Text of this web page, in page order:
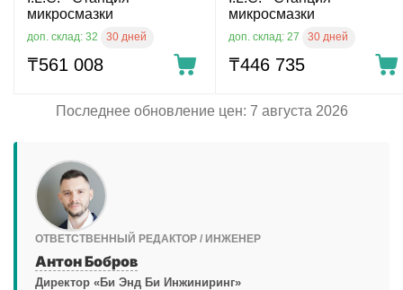
микросмазки
доп. склад: 32 30 дней
₸561 008
микросмазки
доп. склад: 27 30 дней
₸446 735
Последнее обновление цен: 7 августа 2026
ОТВЕТСТВЕННЫЙ РЕДАКТОР / ИНЖЕНЕР
Антон Бобров
Директор «Би Энд Би Инжиниринг»